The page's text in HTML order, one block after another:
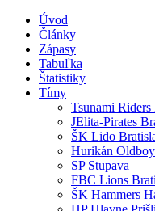
Úvod
Články
Zápasy
Tabuľka
Štatistiky
Tímy
Tsunami Riders
JElita-Pirates
ŠK Lido
Hurikán
SP Stupava
FBC Lions
ŠK Hammers